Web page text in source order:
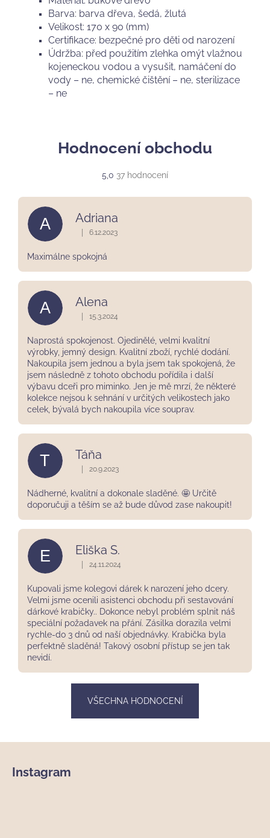
Barva: barva dřeva, šedá, žlutá
Velikost: 170 x 90 (mm)
Certifikace: bezpečné pro děti od narození
Údržba: před použitím zlehka omýt vlažnou
kojeneckou vodou a vysušit, namáčení do
vody – ne, chemické čištění – ne, sterilizace
– ne
Hodnocení obchodu
5,0 Průměrné
obchodu
5,0
z
37 hodnocení
A Adriana
Hodnocení obchodu je 5 z 5 hvězdiček.
6.12.2023
Maximálne spokojná
A Alena
Hodnocení obchodu je 5 z 5 hvězdiček.
15.3.2024
Naprostá spokojenost. Ojedinělé, velmi kvalitní
výrobky, jemný design. Kvalitní zboží, rychlé dodání.
Nakoupila jsem jednou a byla jsem tak spokojená, že
jsem následně z tohoto obchodu pořídila i další
výbavu dceři pro miminko. Jen je mě mrzí, že některé
kolekce nejsou k sehnání v určitých velikostech jako
celek, bývalá bych nakoupila více souprav.
T Táňa
Hodnocení obchodu je 5 z 5 hvězdiček.
20.9.2023
Nádherné, kvalitní a dokonale sladěné. 🤩 Určitě
doporučuji a těším se až bude důvod zase nakoupit!
E Eliška S.
Hodnocení obchodu je 5 z 5 hvězdiček.
24.11.2024
Kupovali jsme kolegovi dárek k narození jeho dcery.
Velmi jsme ocenili asistenci obchodu při sestavování
dárkové krabičky.. Dokonce nebyl problém splnit náš
speciální požadavek na přání. Zásilka dorazila velmi
rychle-do 3 dnů od naší objednávky. Krabička byla
perfektně sladěná! Takový osobní přístup se jen tak
nevidí.
VŠECHNA HODNOCENÍ
Instagram